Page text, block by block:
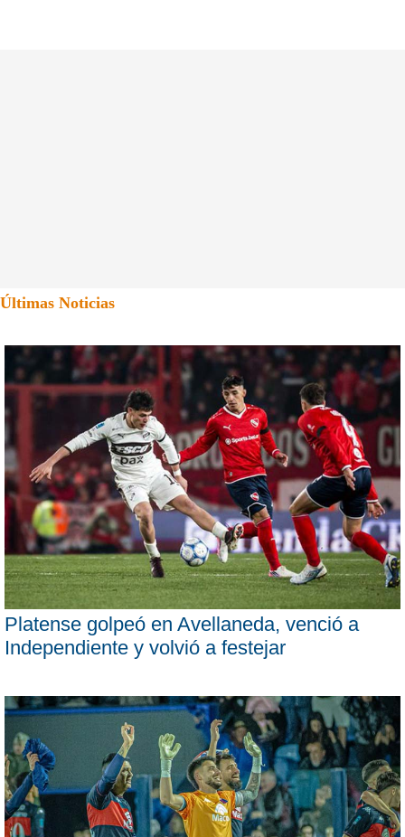
Últimas Noticias
Platense golpeó en Avellaneda, venció a
Independiente y volvió a festejar